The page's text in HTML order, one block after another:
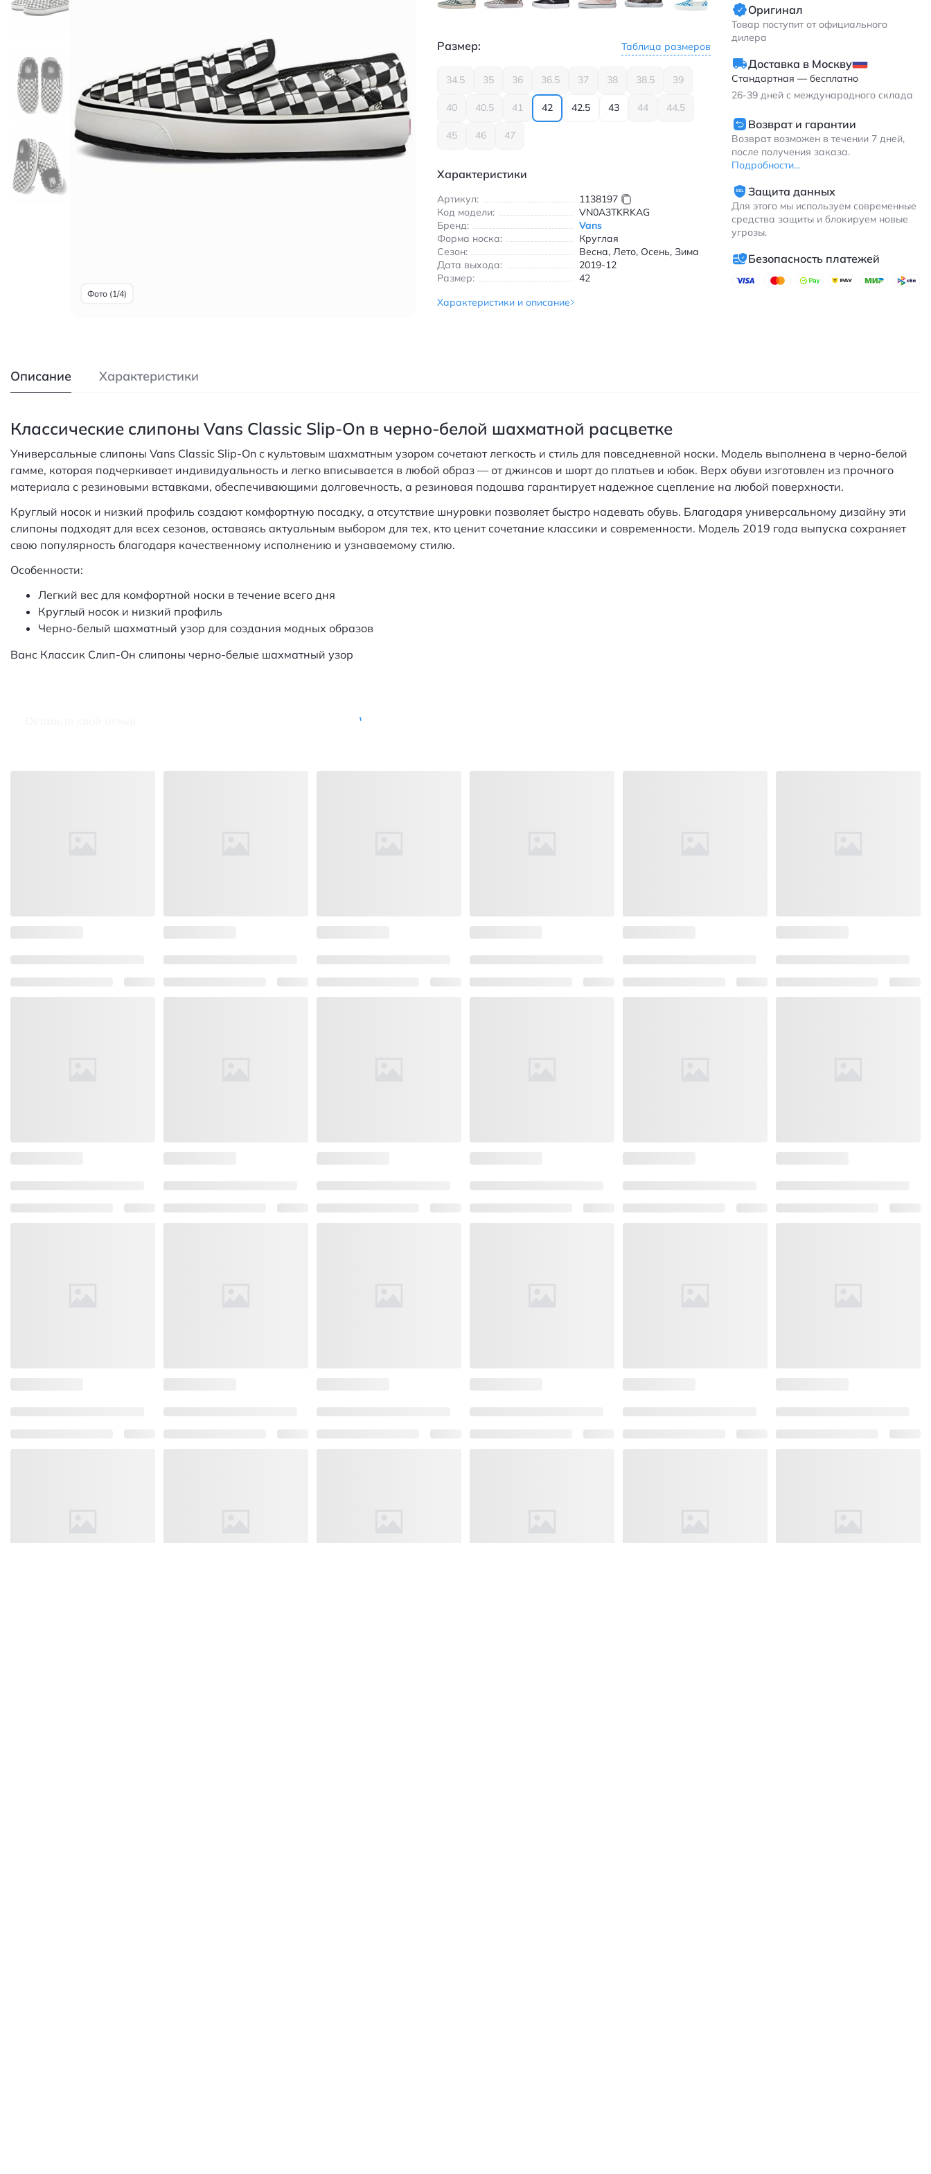
Фото (1/4)
Размер: Таблица размеров
34.5 35 36 36.5 37 38 38.5 39
40 40.5 41 42 42.5 43 44 44.5
45 46 47
Характеристики
Артикул:
1138197
Код модели:
VN0A3TKRKAG
Бренд:
Vans
Форма носка:
Круглая
Сезон:
Весна, Лето, Осень, Зима
Дата выхода:
2019-12
Размер:
42
Характеристики и описание
Оригинал
Товар поступит от официального
дилера
Доставка в Москву
Стандартная — бесплатно
26-39 дней с международного склада
Возврат и гарантии
Возврат возможен в течении 7 дней,
после получения заказа.
Подробности...
Защита данных
Для этого мы используем современные
средства защиты и блокируем новые
угрозы.
Безопасность платежей
Описание Характеристики
Классические слипоны Vans Classic Slip-On в черно-белой шахматной расцветке
Универсальные слипоны Vans Classic Slip-On с культовым шахматным узором сочетают легкость и стиль для повседневной носки. Модель выполнена в черно-белой
гамме, которая подчеркивает индивидуальность и легко вписывается в любой образ — от джинсов и шорт до платьев и юбок. Верх обуви изготовлен из прочного
материала с резиновыми вставками, обеспечивающими долговечность, а резиновая подошва гарантирует надежное сцепление на любой поверхности.
Круглый носок и низкий профиль создают комфортную посадку, а отсутствие шнуровки позволяет быстро надевать обувь. Благодаря универсальному дизайну эти
слипоны подходят для всех сезонов, оставаясь актуальным выбором для тех, кто ценит сочетание классики и современности. Модель 2019 года выпуска сохраняет
свою популярность благодаря качественному исполнению и узнаваемому стилю.
Особенности:
Легкий вес для комфортной носки в течение всего дня
Круглый носок и низкий профиль
Черно-белый шахматный узор для создания модных образов
Ванс Классик Слип-Он слипоны черно-белые шахматный узор